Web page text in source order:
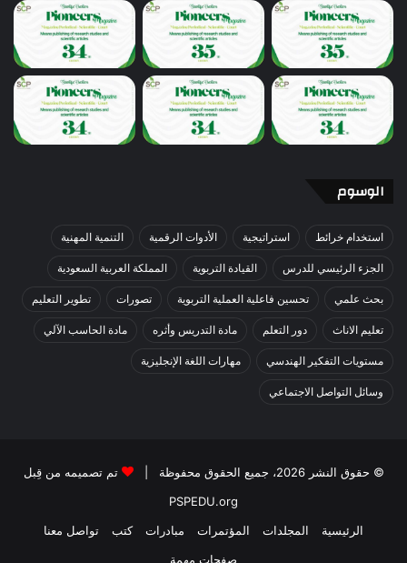
الوسوم
استخدام خرائط استراتيجية الأدوات الرقمية التنمية المهنية
الجزء الرئيسي للدرس القيادة التربوية المملكة العربية السعودية
بحث علمي تحسين فاعلية العملية التربوية تصورات تطوير التعليم
تعليم الاناث دور التعلم مادة التدريس وأثره مادة الحاسب الآلي
مستويات التفكير الهندسي مهارات اللغة الإنجليزية
وسائل التواصل الاجتماعي
© حقوق النشر 2026، جميع الحقوق محفوظة |
تم تصميمه من قِبل
PSPEDU.org
الرئيسية
المجلدات المؤتمرات مبادرات كتب
تواصل معنا
صفحات مهمة